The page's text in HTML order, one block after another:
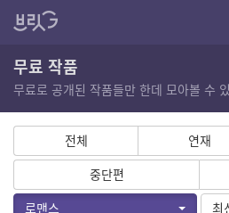
무료 작품
무료로 공개된 작품들만 한데 모아볼 수
전체 연재
중단편
로맨스
최